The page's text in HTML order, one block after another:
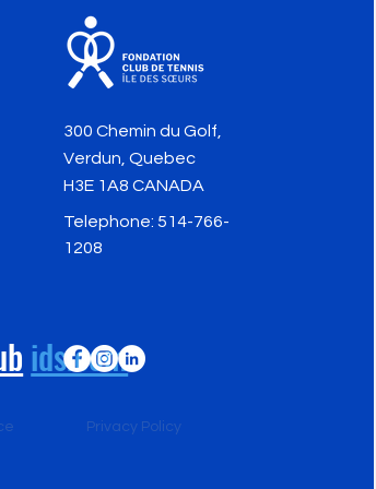
300 Chemin du Golf,
Verdun, Quebec
H3E 1A8 CANADA
Telephone: 514-766-
1208
ids.com
Privacy Policy